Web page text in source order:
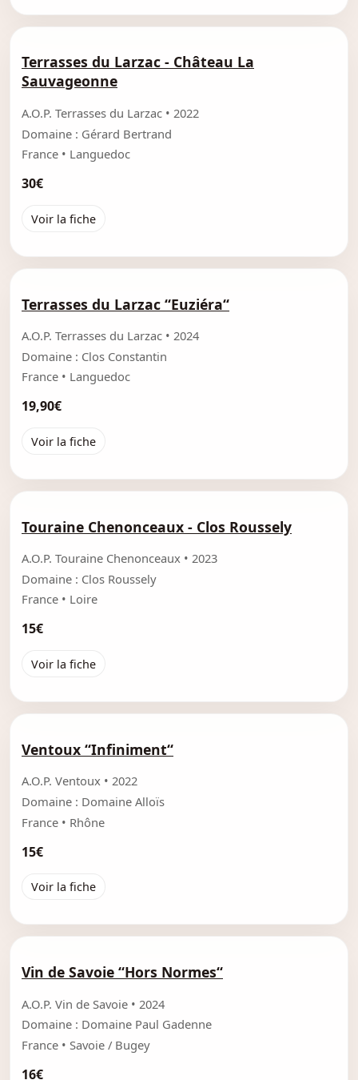
Terrasses du Larzac - Château La
Sauvageonne
A.O.P. Terrasses du Larzac • 2022
Domaine : Gérard Bertrand
France • Languedoc
30€
Voir la fiche
Terrasses du Larzac “Euziéra“
A.O.P. Terrasses du Larzac • 2024
Domaine : Clos Constantin
France • Languedoc
19,90€
Voir la fiche
Touraine Chenonceaux - Clos Roussely
A.O.P. Touraine Chenonceaux • 2023
Domaine : Clos Roussely
France • Loire
15€
Voir la fiche
Ventoux “Infiniment“
A.O.P. Ventoux • 2022
Domaine : Domaine Alloïs
France • Rhône
15€
Voir la fiche
Vin de Savoie “Hors Normes“
A.O.P. Vin de Savoie • 2024
Domaine : Domaine Paul Gadenne
France • Savoie / Bugey
16€